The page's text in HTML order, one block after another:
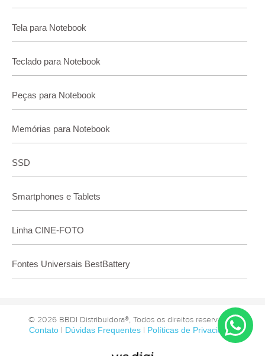
Tela para Notebook
Teclado para Notebook
Peças para Notebook
Memórias para Notebook
SSD
Smartphones e Tablets
Linha CINE-FOTO
Fontes Universais BestBattery
© 2026 BBDI Distribuidora®, Todos os direitos reservados.
Contato | Dúvidas Frequentes | Políticas de Privacidade